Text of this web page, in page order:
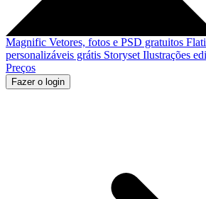
Magnific Vetores, fotos e PSD gratuitos
personalizáveis grátis Storyset Ilustrações
Preços
Fazer o login